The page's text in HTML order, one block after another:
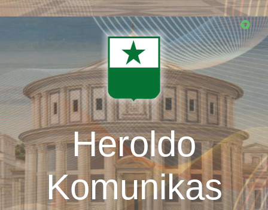
Skip
Heroldo
Komunikas